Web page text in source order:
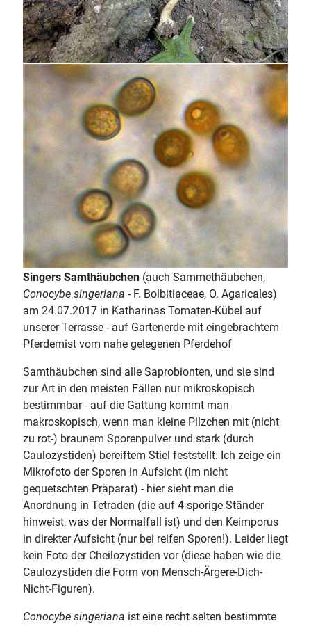
Singers Samthäubchen (auch Sammethäubchen,
Conocybe singeriana - F. Bolbitiaceae, O. Agaricales)
am 24.07.2017 in Katharinas Tomaten-Kübel auf
unserer Terrasse - auf Gartenerde mit eingebrachtem
Pferdemist vom nahe gelegenen Pferdehof
Samthäubchen sind alle Saprobionten, und sie sind
zur Art in den meisten Fällen nur mikroskopisch
bestimmbar - auf die Gattung kommt man
makroskopisch, wenn man kleine Pilzchen mit (nicht
zu rot-) braunem Sporenpulver und stark (durch
Caulozystiden) bereiftem Stiel feststellt. Ich zeige ein
Mikrofoto der Sporen in Aufsicht (im nicht
gequetschten Präparat) - hier sieht man die
Anordnung in Tetraden (die auf 4-sporige Ständer
hinweist, was der Normalfall ist) und den Keimporus
in direkter Aufsicht (nur bei reifen Sporen!). Leider liegt
kein Foto der Cheilozystiden vor (diese haben wie die
Caulozystiden die Form von Mensch-Ärgere-Dich-
Nicht-Figuren).
Conocybe singeriana ist eine recht selten bestimmte